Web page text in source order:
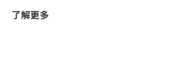
了解更多